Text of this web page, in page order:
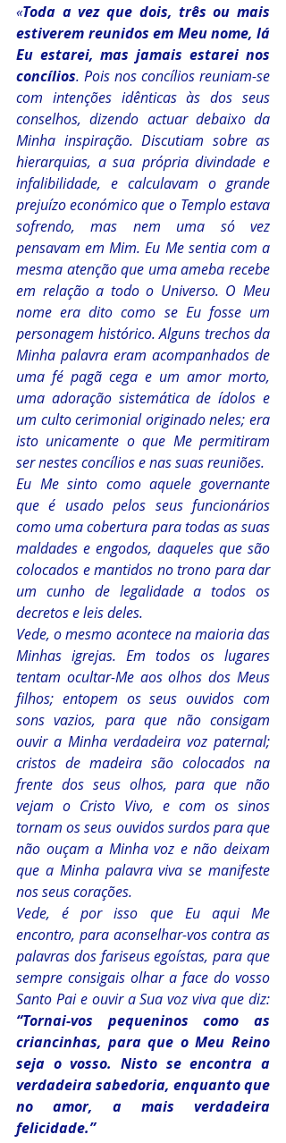
«Toda a vez que dois, três ou mais
estiverem reunidos em Meu nome, lá
Eu estarei, mas jamais estarei nos
concílios. Pois nos concílios reuniam-se
com intenções idênticas às dos seus
conselhos, dizendo actuar debaixo da
Minha inspiração. Discutiam sobre as
hierarquias, a sua própria divindade e
infalibilidade, e calculavam o grande
prejuízo económico que o Templo estava
sofrendo, mas nem uma só vez
pensavam em Mim. Eu Me sentia com a
mesma atenção que uma ameba recebe
em relação a todo o Universo. O Meu
nome era dito como se Eu fosse um
personagem histórico. Alguns trechos da
Minha palavra eram acompanhados de
uma fé pagã cega e um amor morto,
uma adoração sistemática de ídolos e
um culto cerimonial originado neles; era
isto unicamente o que Me permitiram
ser nestes concílios e nas suas reuniões.
Eu Me sinto como aquele governante
que é usado pelos seus funcionários
como uma cobertura para todas as suas
maldades e engodos, daqueles que são
colocados e mantidos no trono para dar
um cunho de legalidade a todos os
decretos e leis deles.
Vede, o mesmo acontece na maioria das
Minhas igrejas. Em todos os lugares
tentam ocultar-Me aos olhos dos Meus
filhos; entopem os seus ouvidos com
sons vazios, para que não consigam
ouvir a Minha verdadeira voz paternal;
cristos de madeira são colocados na
frente dos seus olhos, para que não
vejam o Cristo Vivo, e com os sinos
tornam os seus ouvidos surdos para que
não ouçam a Minha voz e não deixam
que a Minha palavra viva se manifeste
nos seus corações.
Vede, é por isso que Eu aqui Me
encontro, para aconselhar-vos contra as
palavras dos fariseus egoístas, para que
sempre consigais olhar a face do vosso
“Tornai-vos pequeninos como as
criancinhas, para que o Meu Reino
seja o vosso. Nisto se encontra a
verdadeira sabedoria, enquanto que
no amor, a mais verdadeira
felicidade.”